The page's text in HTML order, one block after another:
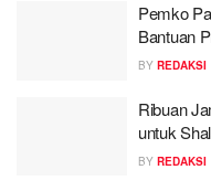
Pemko
Bantuan
BY REDAKSI
Ribuan
untuk
BY REDAKSI